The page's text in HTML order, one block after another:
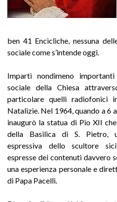
ben 41 Encicliche, nessuna
sociale come s’intende oggi.
Impartì nondimeno
sociale della Chiesa
particolare quelli radiofonici
Natalizie. Nel 1964, quando a 6
inaugurò la statua di Pio XII
della Basilica di S. Pietro,
espressiva dello scultore
espresse dei contenuti davvero
una esperienza personale e
di Papa Pacelli.